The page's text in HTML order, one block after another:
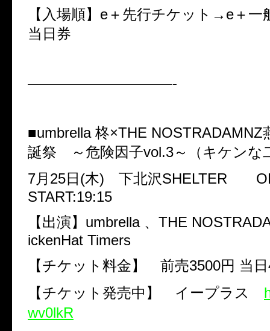
【入場順】 e＋先行チケット→ e＋
当日券
——————————-
■umbrella 柊×THE NOSTRADAMNZ
誕祭 ～危険因子vol.3～（キケンな
7月 25日 (木) 下北沢SHELTER
START:19:15
【出演】 umbrella 、 THE
ickenHat Timers
【チケット料金】 前売3500円 当日
【チケット発売中】 イープラス
wv0lkR